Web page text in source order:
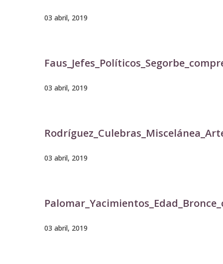
03 abril, 2019
03 abril, 2019
03 abril, 2019
03 abril, 2019